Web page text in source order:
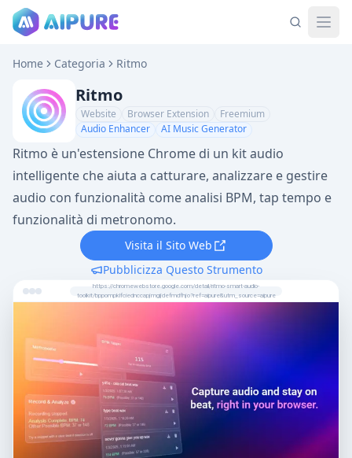
Home Categoria Ritmo
Ritmo
Website Browser Extension
Freemium
Audio Enhancer
AI Music Generator
Ritmo è un'estensione Chrome di un kit audio
intelligente che aiuta a catturare, analizzare e gestire
audio con funzionalità come analisi BPM, tap tempo e
funzionalità di metronomo.
Visita il Sito Web
Pubblicizza Questo Strumento
https://chromewebstore.google.com/detail/ritmo-smart-audio-
toolkit/bppompklfciednccapjmgijdefmdfhjo?ref=aipure&utm_source=aipure